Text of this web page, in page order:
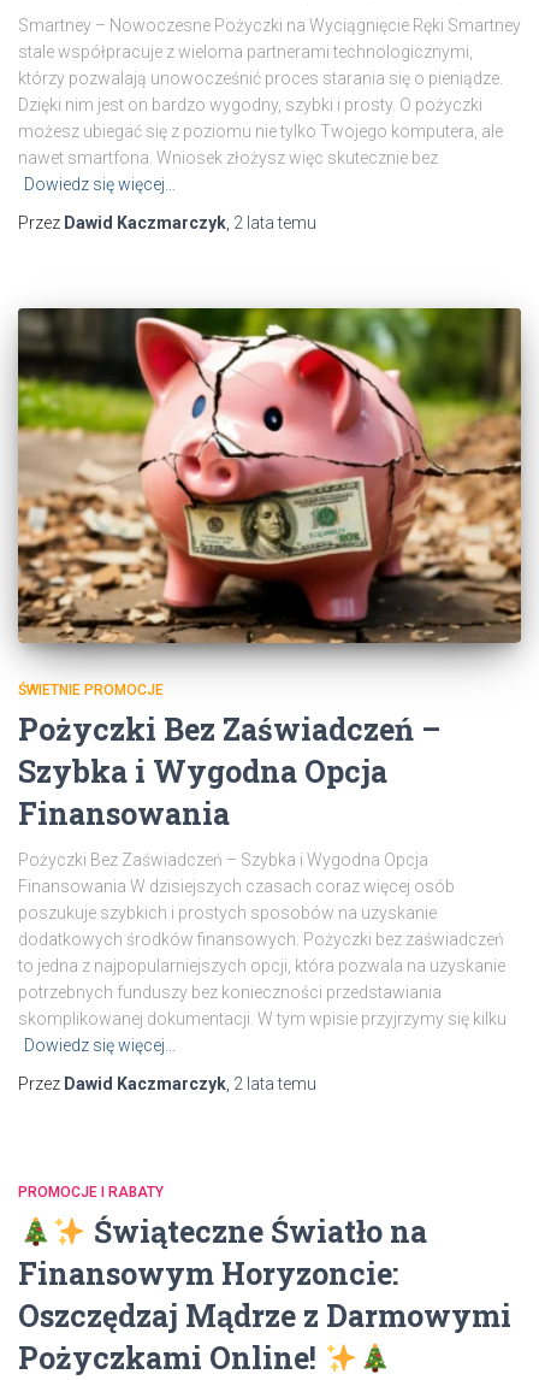
Smartney – Nowoczesne Pożyczki na Wyciągnięcie Ręki Smartney
stale współpracuje z wieloma partnerami technologicznymi,
którzy pozwalają unowocześnić proces starania się o pieniądze.
Dzięki nim jest on bardzo wygodny, szybki i prosty. O pożyczki
możesz ubiegać się z poziomu nie tylko Twojego komputera, ale
nawet smartfona. Wniosek złożysz więc skutecznie bez
Dowiedz się więcej…
Przez Dawid Kaczmarczyk 2 latatemu
ŚWIETNIE PROMOCJE
Pożyczki Bez Zaświadczeń –
Szybka i Wygodna Opcja
Finansowania
Pożyczki Bez Zaświadczeń – Szybka i Wygodna Opcja
Finansowania W dzisiejszych czasach coraz więcej osób
poszukuje szybkich i prostych sposobów na uzyskanie
dodatkowych środków finansowych. Pożyczki bez zaświadczeń
to jedna z najpopularniejszych opcji, która pozwala na uzyskanie
potrzebnych funduszy bez konieczności przedstawiania
skomplikowanej dokumentacji. W tym wpisie przyjrzymy się kilku
Dowiedz się więcej…
Przez Dawid Kaczmarczyk, 2 latatemu
PROMOCJE I RABATY
Świąteczne Światło na
Finansowym Horyzoncie:
Oszczędzaj Mądrze z Darmowymi
Pożyczkami Online!